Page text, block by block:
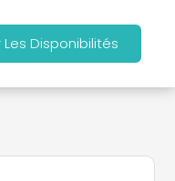
Les Disponibilités